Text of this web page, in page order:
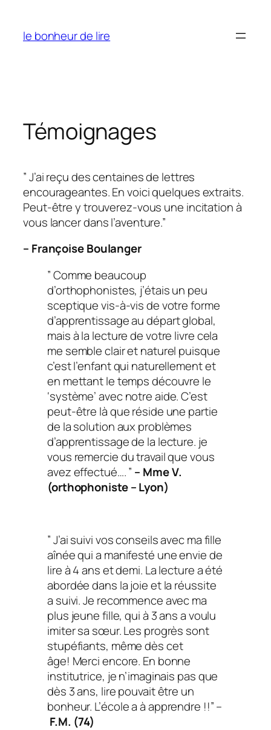
content
le bonheur de lire
Témoignages
” J’ai reçu des centaines de lettres
encourageantes. En voici quelques extraits.
Peut-être y trouverez-vous une incitation à
vous lancer dans l’aventure.”
– Françoise Boulanger
” Comme beaucoup
d’orthophonistes, j’étais un peu
sceptique vis-à-vis de votre forme
d’apprentissage au départ global,
mais à la lecture de votre livre cela
me semble clair et naturel puisque
c’est l’enfant qui naturellement et
en mettant le temps découvre le
‘système’ avec notre aide. C’est
peut-être là que réside une partie
de la solution aux problèmes
d’apprentissage de la lecture. je
vous remercie du travail que vous
avez effectué…. ” – Mme V.
(orthophoniste – Lyon)
” J’ai suivi vos conseils avec ma fille
aînée qui a manifesté une envie de
lire à 4 ans et demi. La lecture a été
abordée dans la joie et la réussite
a suivi. Je recommence avec ma
plus jeune fille, qui à 3 ans a voulu
imiter sa sœur. Les progrès sont
stupéfiants, même dès cet
âge! Merci encore. En bonne
institutrice, je n’imaginais pas que
dès 3 ans, lire pouvait être un
bonheur. L’école a à apprendre !!” –
F.M. (74)